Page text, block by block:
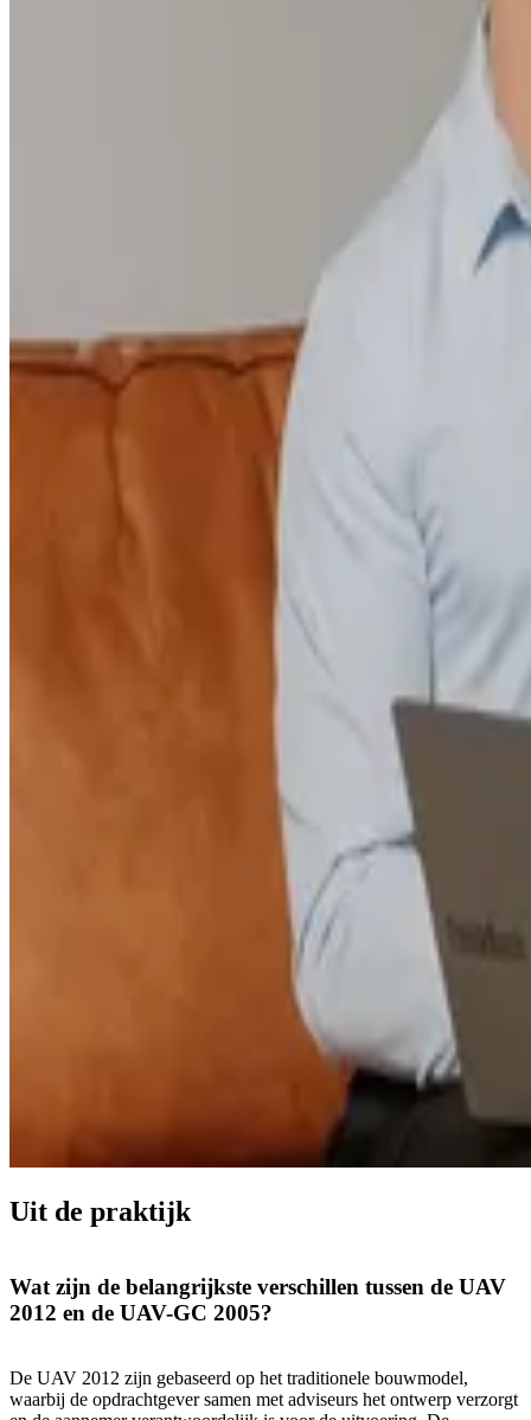
Uit de praktijk
Wat zijn de belangrijkste verschillen tussen de UAV
2012 en de UAV-GC 2005?
De UAV 2012 zijn gebaseerd op het traditionele bouwmodel,
waarbij de opdrachtgever samen met adviseurs het ontwerp verzorgt